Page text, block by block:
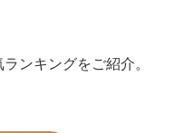
ンキングをご紹介。